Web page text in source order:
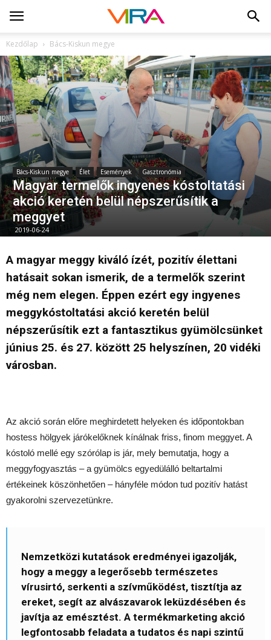
Kezdőlap Bács-Kiskun megye
Bács-Kiskun megye Élet Események Gasztronómia
Magyar termelők ingyenes kóstoltatási
akció keretén belül népszerűsítik a
meggyet
2019-06-24
A magyar meggy kiváló ízét, pozitív élettani
hatásait sokan ismerik, de a termelők szerint
még nem elegen. Éppen ezért egy ingyenes
meggykóstoltatási akció keretén belül
népszerűsítik ezt a fantasztikus gyümölcsünket
június 25. és 27. között 25 helyszínen, 20 vidéki
városban.
Az akció során előre meghirdetett helyeken és időpontokban
hostess hölgyek járókelőknek kínálnak friss, finom meggyet. A
kóstoló mellé egy szórólap is jár, mely bemutatja, hogy a
meggyfogyasztás – a gyümölcs egyedülálló beltartalmi
értékeinek köszönhetően – hányféle módon tud pozitív hatást
gyakorolni szervezetünkre.
Nemzetközi kutatások eredményei igazolják,
hogy a meggy a legerősebb természetes
vírusirtó, serkenti a szívműködést, tisztítja az
ereket, segít az alvászavarok leküzdésében és
javítja az emésztést. A termékmarketing akció
legfontosabb feladata a tudatos és napi szintű